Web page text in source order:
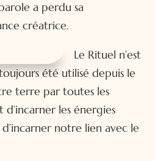
a perdu sa
créatrice.
Le Rituel n’est
été utilisé depuis le
terre par toutes les
les énergies
notre lien avec le